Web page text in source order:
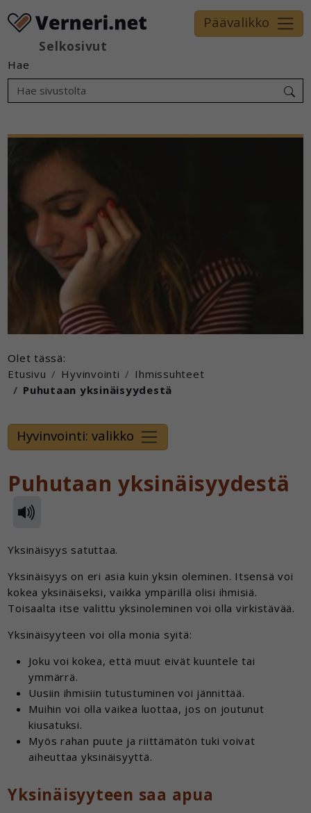
Selkosivut
Päävalikko
Hae
Olet tässä:
Etusivu
Hyvinvointi
Ihmissuhteet
Puhutaan yksinäisyydestä
Hyvinvointi: valikko
Puhutaan yksinäisyydestä
Yksinäisyys satuttaa.
Yksinäisyys on eri asia kuin yksin oleminen. Itsensä voi
kokea yksinäiseksi, vaikka ympärillä olisi ihmisiä.
Toisaalta itse valittu yksinoleminen voi olla virkistävää.
Yksinäisyyteen voi olla monia syitä:
Joku voi kokea, että muut eivät kuuntele tai
ymmärrä.
Uusiin ihmisiin tutustuminen voi jännittää.
Muihin voi olla vaikea luottaa, jos on joutunut
kiusatuksi.
Myös rahan puute ja riittämätön tuki voivat
aiheuttaa yksinäisyyttä.
Yksinäisyyteen saa apua